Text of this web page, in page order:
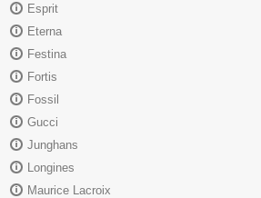
Esprit
Eterna
Festina
Fortis
Fossil
Gucci
Junghans
Longines
Maurice Lacroix